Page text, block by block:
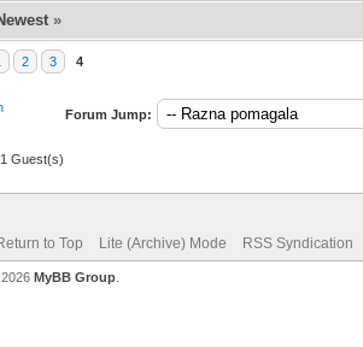
»
2 3 4
Forum Jump:
Guest(s)
to Top Lite (Archive) Mode RSS Syndication
2026 MyBB Group